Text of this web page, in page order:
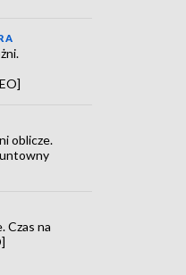
oblicze.
Czas na